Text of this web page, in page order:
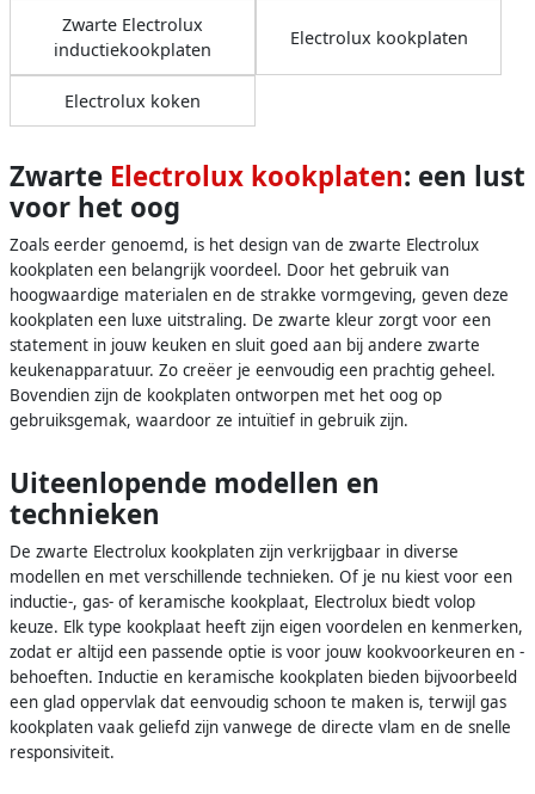
Zwarte Electrolux
inductiekookplaten
Electrolux kookplaten
Electrolux koken
Zwarte Electrolux kookplaten: een lust
voor het oog
Zoals eerder genoemd, is het design van de zwarte Electrolux
kookplaten een belangrijk voordeel. Door het gebruik van
hoogwaardige materialen en de strakke vormgeving, geven deze
kookplaten een luxe uitstraling. De zwarte kleur zorgt voor een
statement in jouw keuken en sluit goed aan bij andere zwarte
keukenapparatuur. Zo creëer je eenvoudig een prachtig geheel.
Bovendien zijn de kookplaten ontworpen met het oog op
gebruiksgemak, waardoor ze intuïtief in gebruik zijn.
Uiteenlopende modellen en
technieken
De zwarte Electrolux kookplaten zijn verkrijgbaar in diverse
modellen en met verschillende technieken. Of je nu kiest voor een
inductie-, gas- of keramische kookplaat, Electrolux biedt volop
keuze. Elk type kookplaat heeft zijn eigen voordelen en kenmerken,
zodat er altijd een passende optie is voor jouw kookvoorkeuren en -
behoeften. Inductie en keramische kookplaten bieden bijvoorbeeld
een glad oppervlak dat eenvoudig schoon te maken is, terwijl gas
kookplaten vaak geliefd zijn vanwege de directe vlam en de snelle
responsiviteit.